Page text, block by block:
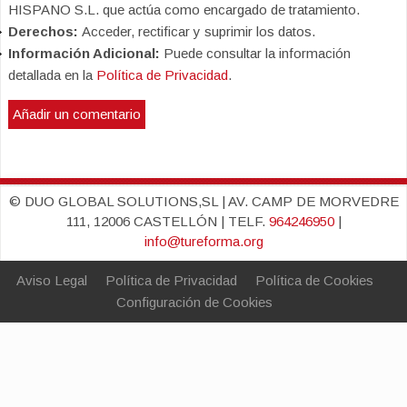
HISPANO S.L. que actúa como encargado de tratamiento.
Derechos: Acceder, rectificar y suprimir los datos.
Información Adicional: Puede consultar la información
detallada en la Política de Privacidad.
© DUO GLOBAL SOLUTIONS,SL | AV. CAMP DE MORVEDRE
111, 12006 CASTELLÓN | TELF. 964246950|
info@tureforma.org
Aviso Legal Política de Privacidad
Política de Cookies
Configuración de Cookies